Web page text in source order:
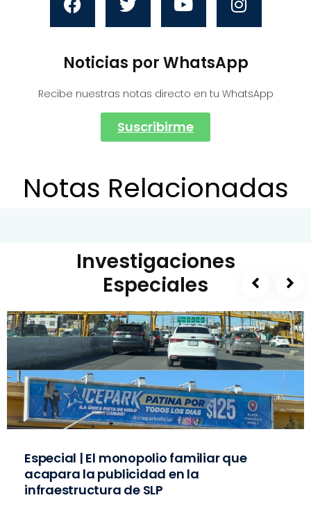
Noticias por WhatsApp
Recibe nuestras notas directo en tu WhatsApp
Suscribirme
Notas Relacionadas
Investigaciones
Especiales
Especial | El monopolio familiar que
acapara la publicidad en la
infraestructura de SLP